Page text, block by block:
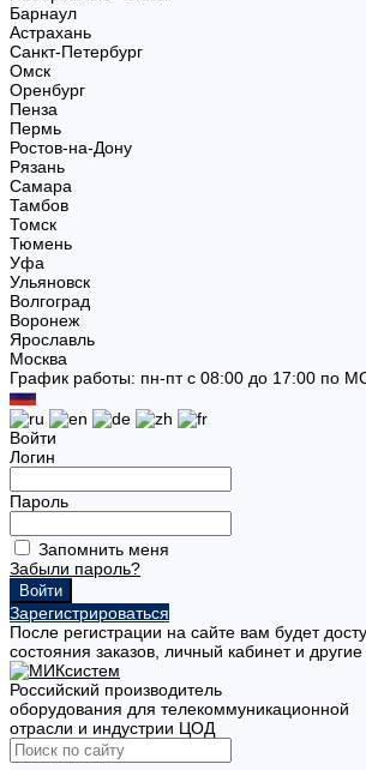
Барнаул
Астрахань
Санкт-Петербург
Омск
Оренбург
Пенза
Пермь
Ростов-на-Дону
Рязань
Самара
Тамбов
Томск
Тюмень
Уфа
Ульяновск
Волгоград
Воронеж
Ярославль
Москва
График работы: пн-пт с 08:00 до 17:00 по
Войти
Логин
Пароль
Запомнить меня
Забыли пароль?
Зарегистрироваться
После регистрации на сайте вам будет
состояния заказов, личный кабинет и
Российский производитель
оборудования для телекоммуникационной
отрасли и индустрии ЦОД